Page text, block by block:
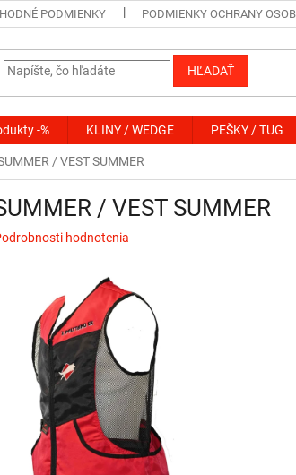
PODMIENKY PODMIENKY OCHRANY
HĽADAŤ
-% KLINY / WEDGE PEŠKY / TUG
/ VEST SUMMER
/ VEST SUMMER
hodnotenia